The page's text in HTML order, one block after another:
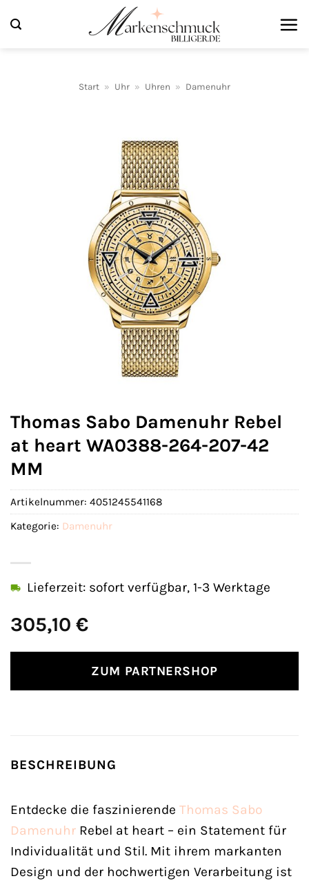
Inhalt
Start » Uhr » Uhren » Damenuhr
Thomas Sabo Damenuhr Rebel
at heart WA0388-264-207-42
MM
305,10 €
Lieferzeit: sofort verfügbar, 1-3 Werktage
ZUM PARTNERSHOP
Artikelnummer: 4051245541168
Kategorie: Damenuhr
BESCHREIBUNG
Entdecke die faszinierende Thomas Sabo
Damenuhr Rebel at heart – ein Statement für
Individualität und Stil. Mit ihrem markanten
Design und der hochwertigen Verarbeitung ist